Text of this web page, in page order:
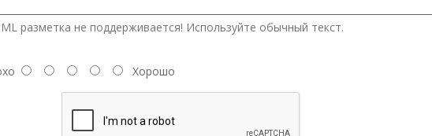
разметка не поддерживается! Используйте обычный текст.
Хорошо